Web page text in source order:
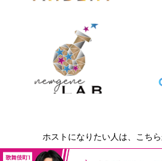
ホストになりたい人は、こち